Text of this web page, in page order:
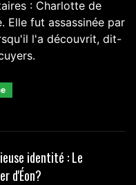
: Charlotte de
Elle fut assassinée par
l'a découvrit, dit-
identité : Le
d'Éon?